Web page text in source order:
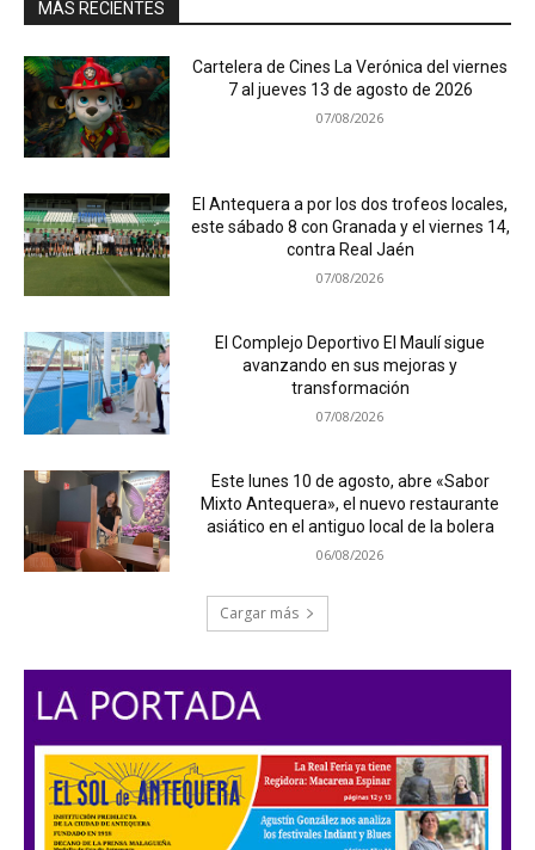
MÁS RECIENTES
Cartelera de Cines La Verónica del viernes
7 al jueves 13 de agosto de 2026
07/08/2026
El Antequera a por los dos trofeos locales,
este sábado 8 con Granada y el viernes 14,
contra Real Jaén
07/08/2026
El Complejo Deportivo El Maulí sigue
avanzando en sus mejoras y
transformación
07/08/2026
Este lunes 10 de agosto, abre «Sabor
Mixto Antequera», el nuevo restaurante
asiático en el antiguo local de la bolera
06/08/2026
Cargar más